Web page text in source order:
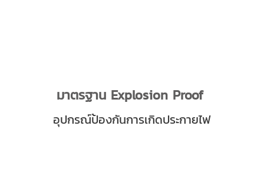
มาตรฐาน Explosion Proof
อุปกรณ์ป้องกันการเกิดประกายไฟ